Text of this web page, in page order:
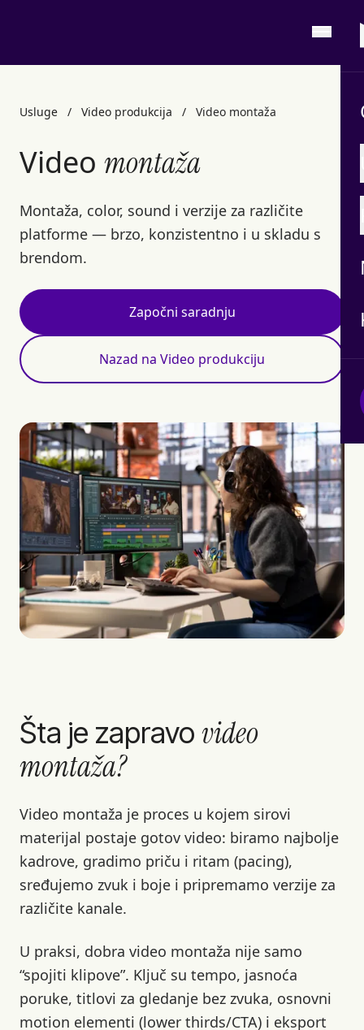
Usluge / Video produkcija / Video montaža
Video montaža
Montaža, color, sound i verzije za različite
platforme — brzo, konzistentno i u skladu s
brendom.
Započni saradnju
Nazad na Video produkciju
Šta je zapravo video
montaža?
Video montaža je proces u kojem sirovi
materijal postaje gotov video: biramo najbolje
kadrove, gradimo priču i ritam (pacing),
sređujemo zvuk i boje i pripremamo verzije za
različite kanale.
U praksi, dobra video montaža nije samo
“spojiti klipove”. Ključ su tempo, jasnoća
poruke, titlovi za gledanje bez zvuka, osnovni
motion elementi (lower thirds/CTA) i eksport